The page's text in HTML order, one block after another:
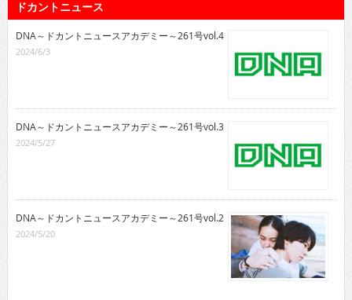
ドカントニュース
DNA～ドカントニュースアカデミー～261号vol.4
2024/6/3
DNA～ドカントニュースアカデミー～261号vol.3
2024/5/27
DNA～ドカントニュースアカデミー～261号vol.2
2024/5/20